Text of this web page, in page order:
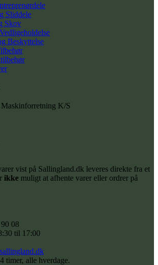
Sliddele
Skov
Beskyttelse
K/S
vist på Sallingland.dk leveres direkte fra et
ikke muligt at afhente varer eller ordrer på
08
til 17:00
timer, alle hverdage.